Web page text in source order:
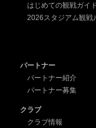
はじめての観戦ガイ
2026スタジアム観戦
パートナー
パートナー紹介
パートナー募集
クラブ
クラブ情報